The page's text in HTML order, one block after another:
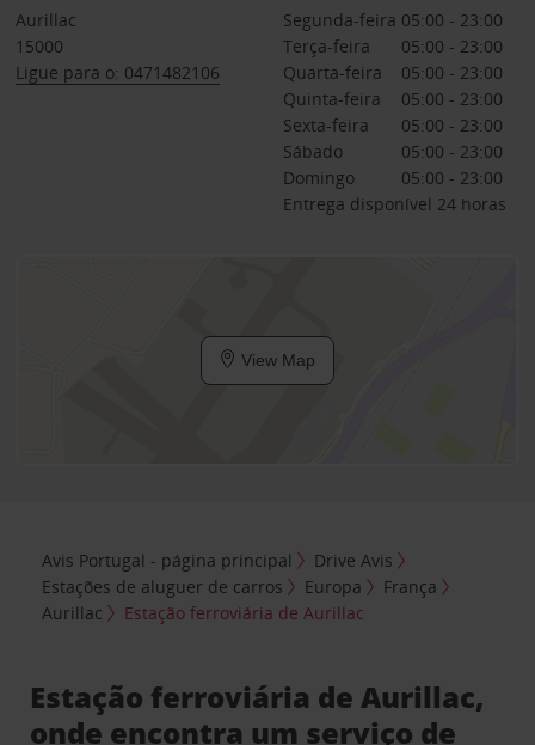
Aurillac
15000
Ligue para o: 0471482106
Segunda-feira 05:00 - 23:00
Terça-feira
05:00 - 23:00
Quarta-feira
05:00 - 23:00
Quinta-feira
05:00 - 23:00
Sexta-feira
05:00 - 23:00
Sábado
05:00 - 23:00
Domingo
05:00 - 23:00
Entrega disponível 24 horas
View Map
Avis Portugal - página principal
Drive Avis
Estações de aluguer de carros
Europa
França
Aurillac
Estação ferroviária de Aurillac
Estação ferroviária de Aurillac,
onde encontra um serviço de